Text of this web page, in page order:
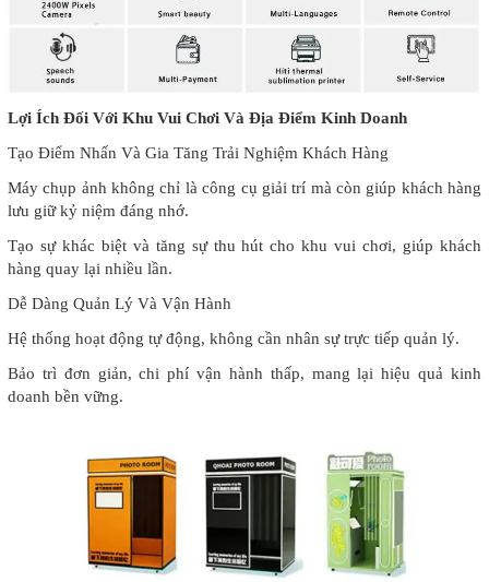
Lợi Ích Đối Với Khu Vui Chơi Và Địa Điểm Kinh Doanh
Tạo Điểm Nhấn Và Gia Tăng Trải Nghiệm Khách Hàng
Máy chụp ảnh không chỉ là công cụ giải trí mà còn giúp khách hàng
lưu giữ kỷ niệm đáng nhớ.
Tạo sự khác biệt và tăng sự thu hút cho khu vui chơi, giúp khách
hàng quay lại nhiều lần.
Dễ Dàng Quản Lý Và Vận Hành
Hệ thống hoạt động tự động, không cần nhân sự trực tiếp quản lý.
Bảo trì đơn giản, chi phí vận hành thấp, mang lại hiệu quả kinh
doanh bền vững.